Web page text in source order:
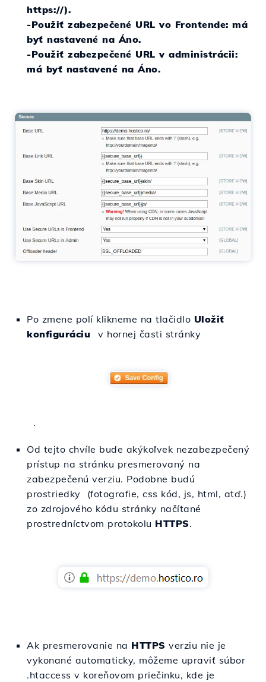
https://).
-Použiť zabezpečené URL vo Frontende: má
byť nastavené na Áno.
-Použiť zabezpečené URL v administrácii:
má byť nastavené na Áno.
Po zmene polí klikneme na tlačidlo Uložiť
konfiguráciu v hornej časti stránky
.
Od tejto chvíle bude akýkoľvek nezabezpečený
prístup na stránku presmerovaný na
zabezpečenú verziu. Podobne budú
prostriedky (fotografie, css kód, js, html, atď.)
zo zdrojového kódu stránky načítané
prostredníctvom protokolu HTTPS.
Ak presmerovanie na HTTPS verziu nie je
vykonané automaticky, môžeme upraviť súbor
.htaccess v koreňovom priečinku, kde je